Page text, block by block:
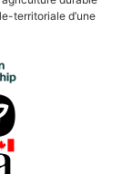
territoriale d’une